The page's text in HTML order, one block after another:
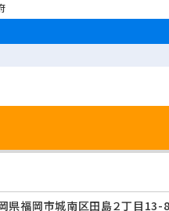
県福岡市城南区田島２丁